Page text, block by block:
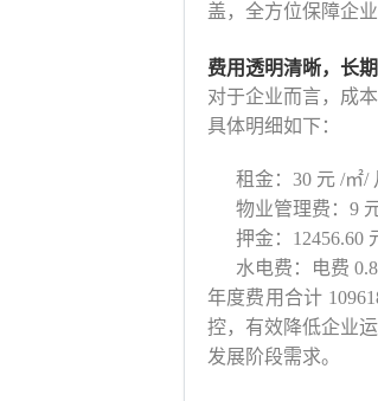
盖，全方位保障企
费用透明清晰，长
对于企业而言，成
具体明细如下：
租金：30 元 /㎡/
物业管理费：9
押金：12456.60
水电费：电费
年度费用合计
控，有效降低企业
发展阶段需求。